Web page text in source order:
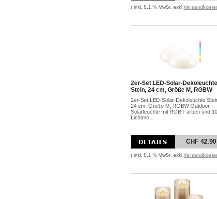
( inkl. 8.1 % MwSt. exkl.
2er-Set LED-Solar-Dekoleuchte
Stein, 24 cm, Größe M, RGBW
2er-Set LED-Solar-Dekoleuchte
24 cm, Größe M, RGBW Outdoor-
Solarleuchte mit RGB-Farben und 10
Lichtmo...
CHF 42.90
( inkl. 8.1 % MwSt. exkl.